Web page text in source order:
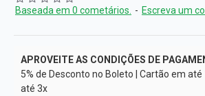
Baseada em 0 cometários. - Escreva um
APROVEITE AS CONDIÇÕES DE
5% de Desconto no Boleto | Cartão em
até 3x